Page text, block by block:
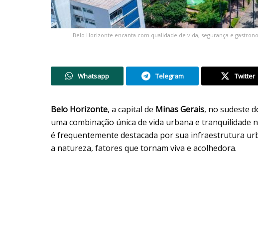
Belo Horizonte encanta com qualidade de vida, segurança e
Whatsapp Telegram Twitter
Belo Horizonte, a capital de MinasGerais, no sudeste
uma combinação única de vida urbana e tranquilidade
é frequentemente destacada por sua infraestrutura
a natureza, fatores que tornam viva e acolhedora.